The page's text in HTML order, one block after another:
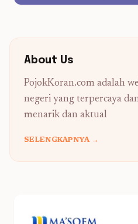
About Us
PojokKoran.com adalah
negeri yang terpercaya
menarik dan aktual
SELENGKAPNYA →